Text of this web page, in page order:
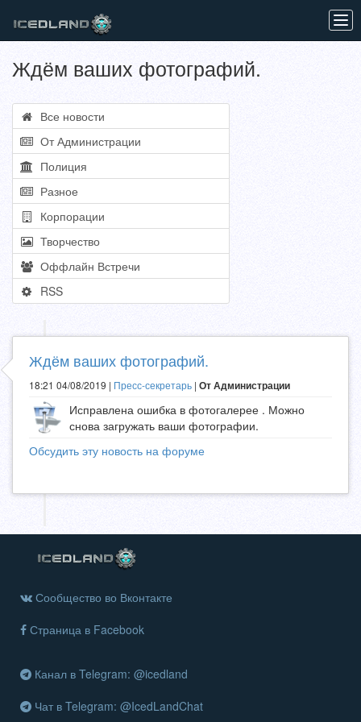
Ждём ваших фотографий.
Все новости
От Администрации
Полиция
Разное
Корпорации
Творчество
Оффлайн Встречи
RSS
Ждём ваших фотографий.
18:21 04/08/2019 | Пресс-секретарь | От Администрации
Исправлена ошибка в фотогалерее . Можно
снова загружать ваши фотографии.
Обсудить эту новость на форуме
Сообщество во Вконтакте
Страница в Facebook
Канал в Telegram: @icedland
Чат в Telegram: @IcedLandChat